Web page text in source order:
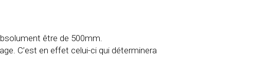
être de 500mm.
C’est en effet celui-ci qui déterminera